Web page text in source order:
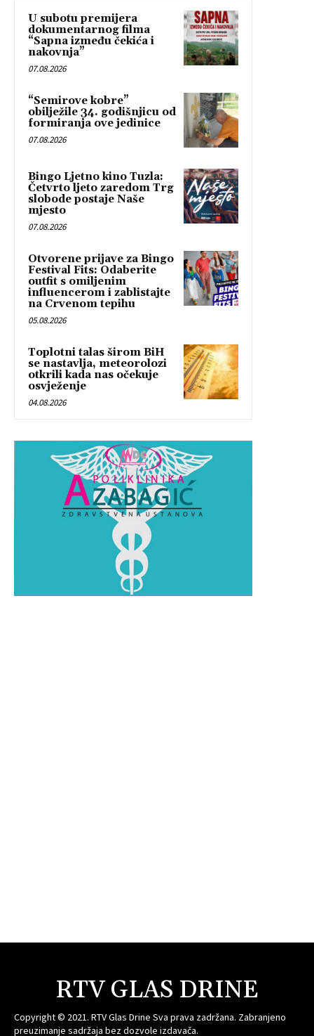
U subotu premijera
dokumentarnog filma
“Sapna između čekića i
nakovnja”
07.08.2026
“Semirove kobre”
obilježile 34. godišnjicu od
formiranja ove jedinice
07.08.2026
Bingo Ljetno kino Tuzla:
Četvrto ljeto zaredom Trg
slobode postaje Naše
mjesto
07.08.2026
Otvorene prijave za Bingo
Festival Fits: Odaberite
outfit s omiljenim
influencerom i zablistajte
na Crvenom tepihu
05.08.2026
Toplotni talas širom BiH
se nastavlja, meteorolozi
otkrili kada nas očekuje
osvježenje
04.08.2026
RTV GLAS DRINE
Copyright © 2021. RTV Glas Drine Sva prava zadržana. Zabranjeno
preuzimanje sadržaja bez dozvole izdavača.